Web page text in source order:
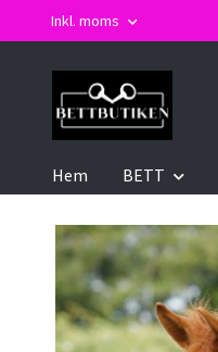
Inkl. moms
Hem BETT